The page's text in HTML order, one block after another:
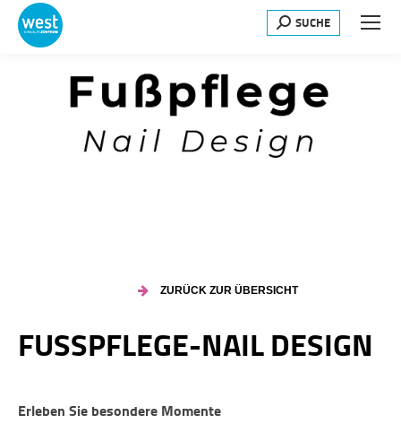
Search:
SUCHE
ZURÜCK ZUR ÜBERSICHT
FUSSPFLEGE-NAIL DESIGN
Erleben Sie besondere Momente